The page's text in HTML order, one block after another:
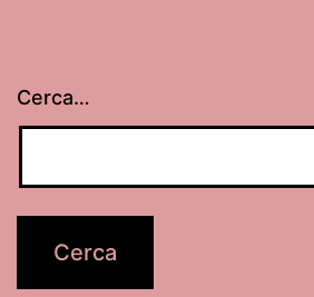
Cerca…